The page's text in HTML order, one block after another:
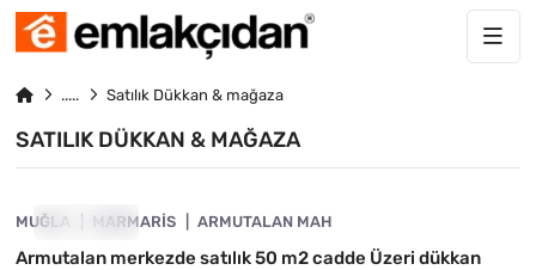
Satılık Dükkan & mağaza
SATILIK DÜKKAN & MAĞAZA
ÖNE ÇIKAN
MUĞLA MARMARIS ARMUTALAN MAH
Armutalan merkezde satılık 50 m2 cadde Üzeri dükkan